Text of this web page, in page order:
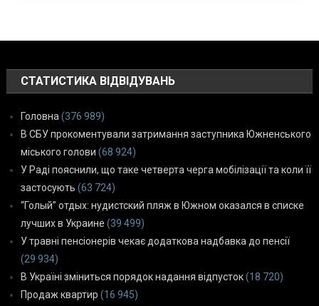
СТАТИСТИКА ВІДВІДУВАНЬ
Головна(376 989)
В СБУ прокоментували затримання заступника Южненського
міського голови (68 924)
У Раді пояснили, що таке четверта черга мобілізації та коли її
застосують (63 724)
“Голый” отдых: нудистский пляж в Южном оказался в списке
лучших в Украине (39 499)
У травні пенсіонерів чекає додаткова надбавка до пенсії
(29 934)
В Україні зміниться порядок надання відпусток(18 720)
Продаж квартир (16 945)